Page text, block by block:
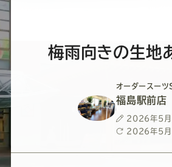
ー
ー
ー ー
ー
ー
梅雨向きの生地
オーダースー
福島駅前店
投
稿
2026年5月
最
2026年5月